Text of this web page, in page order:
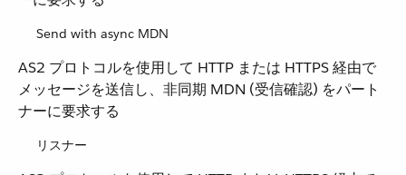
Send with async MDN
AS2 プロトコルを使用して HTTP または HTTPS 経由で
メッセージを送信し、非同期 MDN (受信確認) をパート
ナーに要求する
リスナー